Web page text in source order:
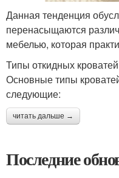
Данная тенденция
перенасыщаются
мебелью, которая
Типы откидных кроватей
Основные типы
следующие:
читать дальше →
Последние